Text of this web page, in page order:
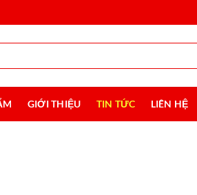
GIỚI THIỆU TIN TỨC LIÊN HỆ